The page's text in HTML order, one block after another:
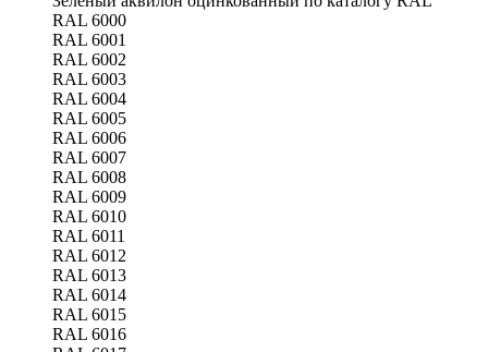
RAL 6000
RAL 6001
RAL 6002
RAL 6003
RAL 6004
RAL 6005
RAL 6006
RAL 6007
RAL 6008
RAL 6009
RAL 6010
RAL 6011
RAL 6012
RAL 6013
RAL 6014
RAL 6015
RAL 6016